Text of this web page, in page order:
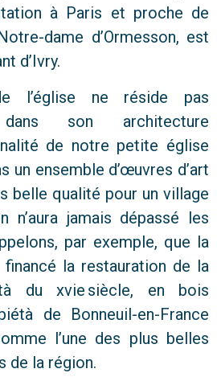
à Paris et proche de
dame d’Ormesson, est
d’Ivry.
l’église ne réside pas
dans son architecture
de notre petite église
un ensemble d’œuvres d’art
belle qualité pour un village
n’aura jamais dépassé les
par exemple, que la
la restauration de la
du xvie siècle, en bois
de Bonneuil-en-France
l’une des plus belles
de la région.